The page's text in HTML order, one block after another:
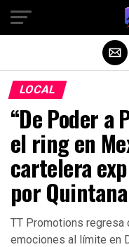
LOCAL
“De Poder a
el ring en
cartelera
por
TT Promotions regresa
emociones al límite en
Salir